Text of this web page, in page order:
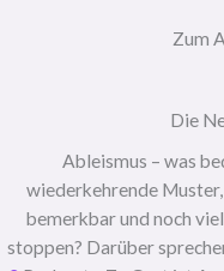
Zum
Die
Ableismus – was
wiederkehrende
bemerkbar und noch
stoppen? Darüber